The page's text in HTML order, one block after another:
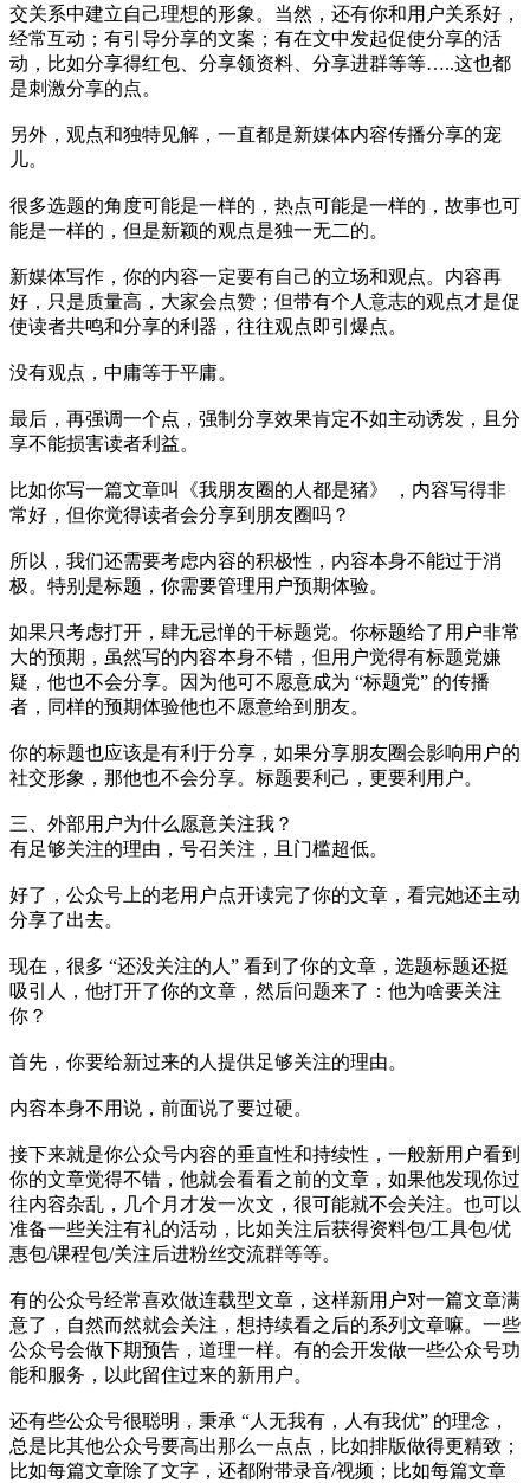
交关系中建立自己理想的形象。当然，还有你和用户关系好，
经常互动；有引导分享的文案；有在文中发起促使分享的活
动，比如分享得红包、分享领资料、分享进群等等…..这也都
是刺激分享的点。
另外，观点和独特见解，一直都是新媒体内容传播分享的宠
儿。
很多选题的角度可能是一样的，热点可能是一样的，故事也可
能是一样的，但是新颖的观点是独一无二的。
新媒体写作，你的内容一定要有自己的立场和观点。内容再
好，只是质量高，大家会点赞；但带有个人意志的观点才是促
使读者共鸣和分享的利器，往往观点即引爆点。
没有观点，中庸等于平庸。
最后，再强调一个点，强制分享效果肯定不如主动诱发，且分
享不能损害读者利益。
比如你写一篇文章叫《我朋友圈的人都是猪》 ，内容写得非
常好，但你觉得读者会分享到朋友圈吗？
所以，我们还需要考虑内容的积极性，内容本身不能过于消
极。特别是标题，你需要管理用户预期体验。
如果只考虑打开，肆无忌惮的干标题党。你标题给了用户非常
大的预期，虽然写的内容本身不错，但用户觉得有标题党嫌
疑，他也不会分享。因为他可不愿意成为 “标题党” 的传播
者，同样的预期体验他也不愿意给到朋友。
你的标题也应该是有利于分享，如果分享朋友圈会影响用户的
社交形象，那他也不会分享。标题要利己，更要利用户。
三、外部用户为什么愿意关注我？
有足够关注的理由，号召关注，且门槛超低。
好了，公众号上的老用户点开读完了你的文章，看完她还主动
分享了出去。
现在，很多 “还没关注的人” 看到了你的文章，选题标题还挺
吸引人，他打开了你的文章，然后问题来了：他为啥要关注
你？
首先，你要给新过来的人提供足够关注的理由。
内容本身不用说，前面说了要过硬。
接下来就是你公众号内容的垂直性和持续性，一般新用户看到
你的文章觉得不错，他就会看看之前的文章，如果他发现你过
往内容杂乱，几个月才发一次文，很可能就不会关注。也可以
准备一些关注有礼的活动，比如关注后获得资料包/工具包/优
惠包/课程包/关注后进粉丝交流群等等。
有的公众号经常喜欢做连载型文章，这样新用户对一篇文章满
意了，自然而然就会关注，想持续看之后的系列文章嘛。一些
公众号会做下期预告，道理一样。有的会开发做一些公众号功
能和服务，以此留住过来的新用户。
还有些公众号很聪明，秉承 “人无我有，人有我优” 的理念，
总是比其他公众号要高出那么一点点，比如排版做得更精致；
比如每篇文章除了文字，还都附带录音/视频；比如每篇文章